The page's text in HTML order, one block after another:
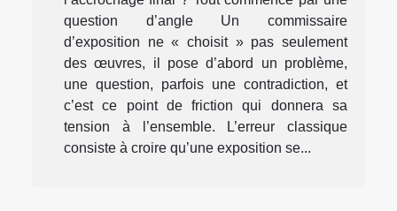
question d’angle Un commissaire
d’exposition ne « choisit » pas seulement
des œuvres, il pose d’abord un problème,
une question, parfois une contradiction, et
c’est ce point de friction qui donnera sa
tension à l’ensemble. L’erreur classique
consiste à croire qu’une exposition se...